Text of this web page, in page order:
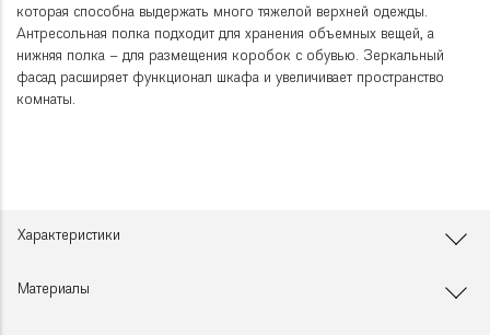
которая способна выдержать много тяжелой верхней одежды.
Антресольная полка подходит для хранения объемных вещей, а
нижняя полка – для размещения коробок с обувью. Зеркальный
фасад расширяет функционал шкафа и увеличивает пространство
комнаты.
Характеристики
Материалы